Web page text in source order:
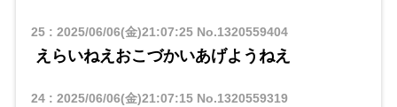
25: 2025/06/06(金)21:07:25No.1320559404
えらいねえおこづかいあげようねえ
24: 2025/06/06(金)21:07:15No.1320559319